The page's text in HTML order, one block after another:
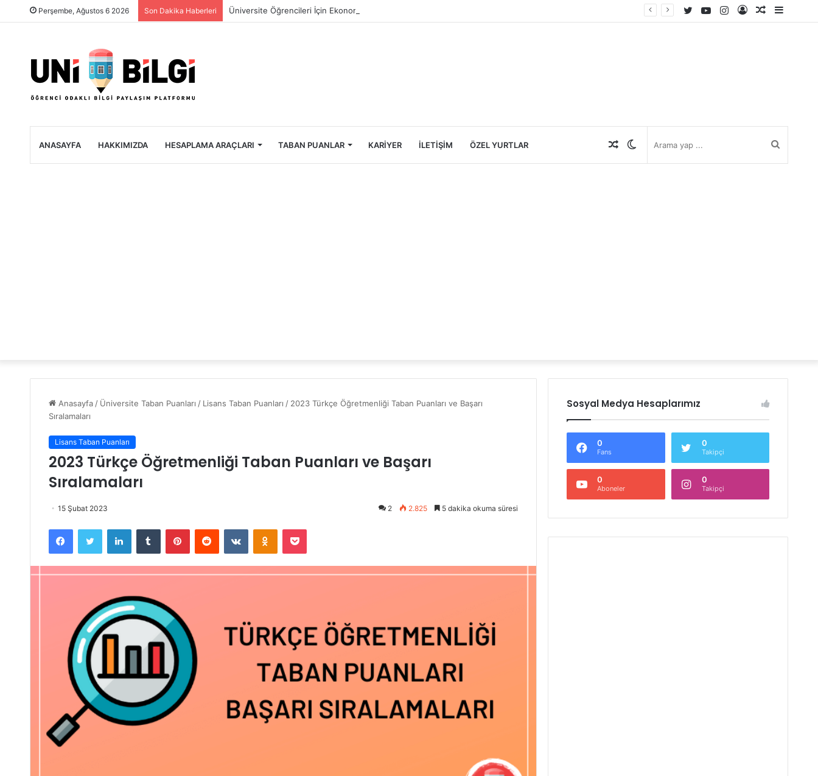
Perşembe, Ağustos 6 2026 Son Dakika Haberleri Üniversite Öğrencileri İçin Ekonomik Tatil Rehberi
Rastgele
Kayıt
Instagram
YouTube
Twitter
ANASAYFA HAKKIMIZDA HESAPLAMA ARAÇLARI TABAN PUANLAR KARIYER İLETIŞIM ÖZEL YURTLAR Rastgele
Anasayfa / Üniversite Taban Puanları / Lisans Taban Puanları / 2023 Türkçe Öğretmenliği Taban Puanları ve Başarı
Sıralamaları
Lisans Taban Puanları
2023 Türkçe Öğretmenliği Taban Puanları ve Başarı
Sıralamaları
15 Şubat 2023 2 2.825 5 dakika okuma süresi
Facebook Twitter LinkedIn Tumblr Pinterest Reddit VKontakte Odnoklassniki Pocket
Sosyal Medya Hesaplarımız
0
Fans
0
Takipçi
0
Aboneler
0
Takipçi